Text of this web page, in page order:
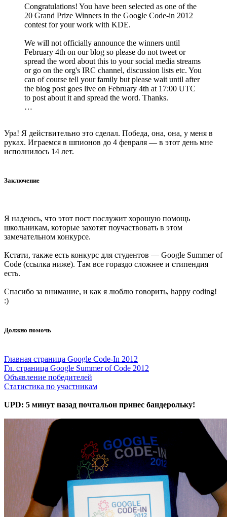
Congratulations! You have been selected as one of the
20 Grand Prize Winners in the Google Code-in 2012
contest for your work with KDE.
We will not officially announce the winners until
February 4th on our blog so please do not tweet or
spread the word about this to your social media streams
or go on the org's IRC channel, discussion lists etc. You
can of course tell your family but please wait until after
the blog post goes live on February 4th at 17:00 UTC
to post about it and spread the word. Thanks.
…
Ура! Я действительно это сделал. Победа, она, она, у меня в
руках. Играемся в шпионов до 4 февраля — в этот день мне
исполнилось 14 лет.
Заключение
Я надеюсь, что этот пост послужит хорошую помощь
школьникам, которые захотят поучаствовать в этом
замечательном конкурсе.
Кстати, также есть конкурс для студентов — Google Summer of
Code (ссылка ниже). Там все гораздо сложнее и стипендия
есть.
Спасибо за внимание, и как я люблю говорить, happy coding!
:)
Должно помочь
Главная страница Google Code-In 2012
Гл. страница Google Summer of Code 2012
Объявление победителей
Статистика по участникам
UPD: 5 минут назад почтальон принес бандерольку!